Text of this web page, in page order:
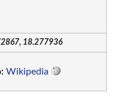
18.277936
Wikipedia